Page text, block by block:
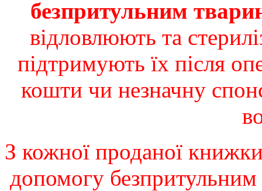
безпритульним
відловлюють та
підтримують їх після
кошти чи незначну
З кожної проданої
допомогу